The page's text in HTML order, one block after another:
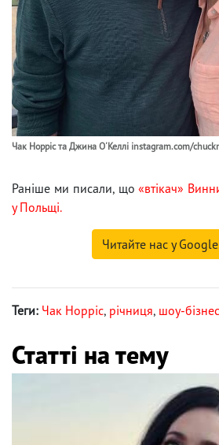
Чак Норріс та Джина О'Келлі instagram.com/
Раніше ми писали, що«втікач»
у Польщі.
Читайте нас у
Теги: Чак Норріс, річниця, шоу-бізнес
Статті на тему